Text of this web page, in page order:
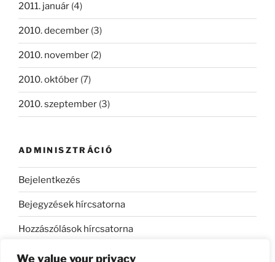
We value your privacy
2011. január (4)
2010. december (3)
2010. november (2)
2010. október (7)
2010. szeptember (3)
ADMINISZTRÁCIÓ
Bejelentkezés
Bejegyzések hírcsatorna
Hozzászólások hírcsatorna
WordPress Magyarország